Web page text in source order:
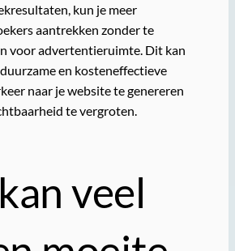
kun je meer
aantrekken zonder te
voor advertentieruimte. Dit kan
en kosteneffectieve
naar je website te genereren
te vergroten.
veel